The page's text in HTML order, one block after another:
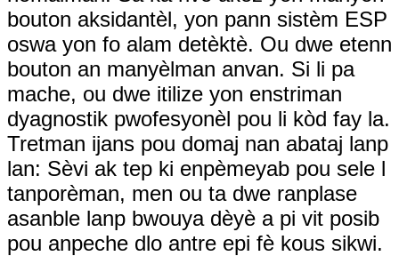
bouton aksidantèl, yon pann sistèm ESP
oswa yon fo alam detèktè. Ou dwe etenn
bouton an manyèlman anvan. Si li pa
mache, ou dwe itilize yon enstriman
dyagnostik pwofesyonèl pou li kòd fay la.
Tretman ijans pou domaj nan abataj lanp
lan: Sèvi ak tep ki enpèmeyab pou sele l
tanporèman, men ou ta dwe ranplase
asanble lanp bwouya dèyè a pi vit posib
pou anpeche dlo antre epi fè kous sikwi.